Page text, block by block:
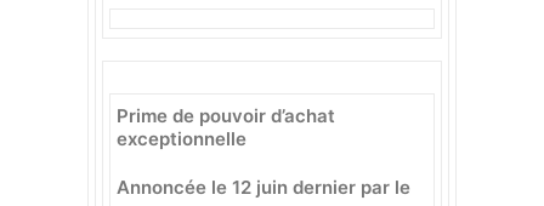
Prime de pouvoir d’achat
exceptionnelle
Annoncée le 12 juin dernier par le